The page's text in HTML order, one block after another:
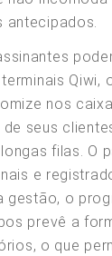
antecipados.
Qiwi,
nos
seus
filas. O
e
gestão, o
prevê a
o que